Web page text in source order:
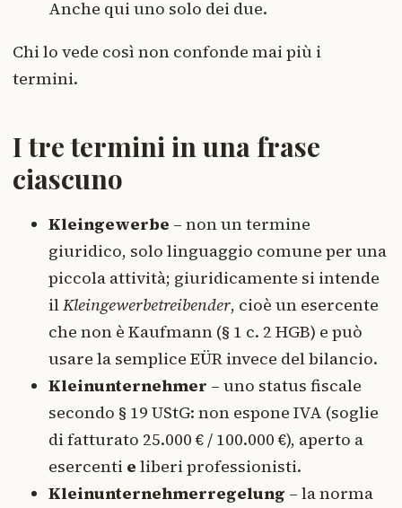
Anche qui uno solo dei due.
Chi lo vede così non confonde mai più i
termini.
I tre termini in una frase
ciascuno
Kleingewerbe – non un termine
giuridico, solo linguaggio comune per una
piccola attività; giuridicamente si intende
ilKleingewerbetreibender, cioè un esercente
che non è Kaufmann (§ 1 c. 2 HGB) e può
usare la semplice EÜR invece del bilancio.
Kleinunternehmer – uno status fiscale
secondo § 19 UStG: non espone IVA (soglie
di fatturato 25.000 € / 100.000 €), aperto a
esercenti e liberi professionisti.
Kleinunternehmerregelung – la norma